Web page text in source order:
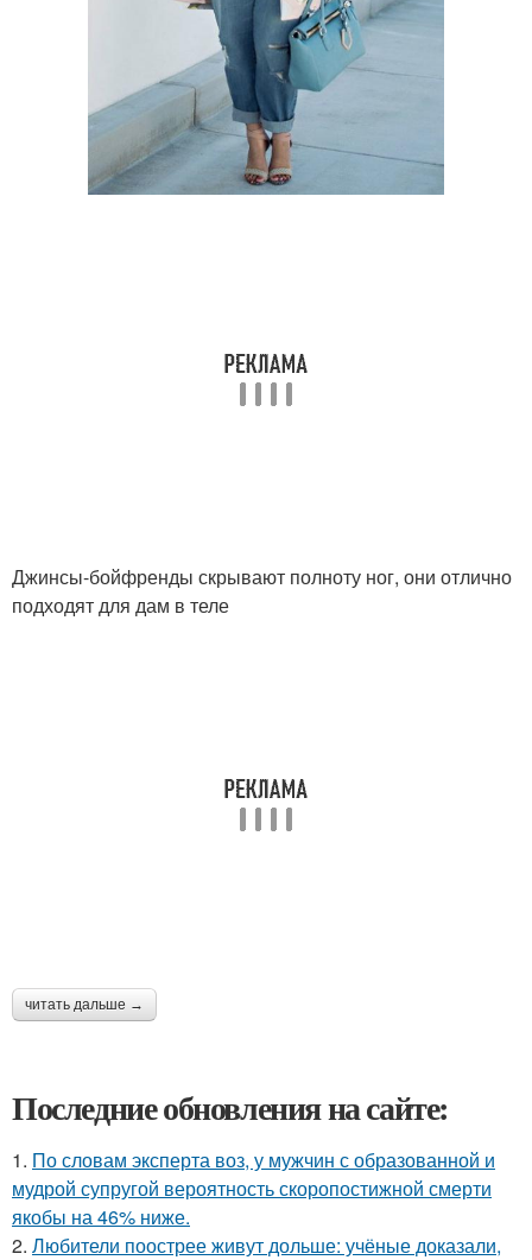
Джинсы-бойфренды скрывают полноту ног, они отлично
подходят для дам в теле
читать дальше →
Последние обновления на сайте:
1. По словам эксперта воз, у мужчин с образованной и
мудрой супругой вероятность скоропостижной смерти
якобы на 46% ниже.
2. Любители поострее живут дольше: учёные доказали,